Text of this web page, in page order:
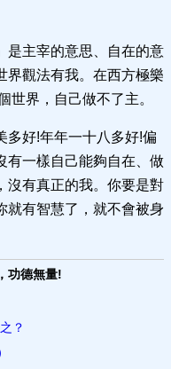
是主宰的意思、自在的意
界觀法有我。在西方極樂
世界，自己做不了主。
多好!年年一十八多好!偏
有一樣自己能夠自在、做
沒有真正的我。你要是對
就有智慧了，就不會被身
功德無量!
？